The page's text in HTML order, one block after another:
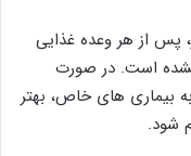
پس از هر وعده غذایی
است. در صورت
بیماری های خاص، بهتر
شود.